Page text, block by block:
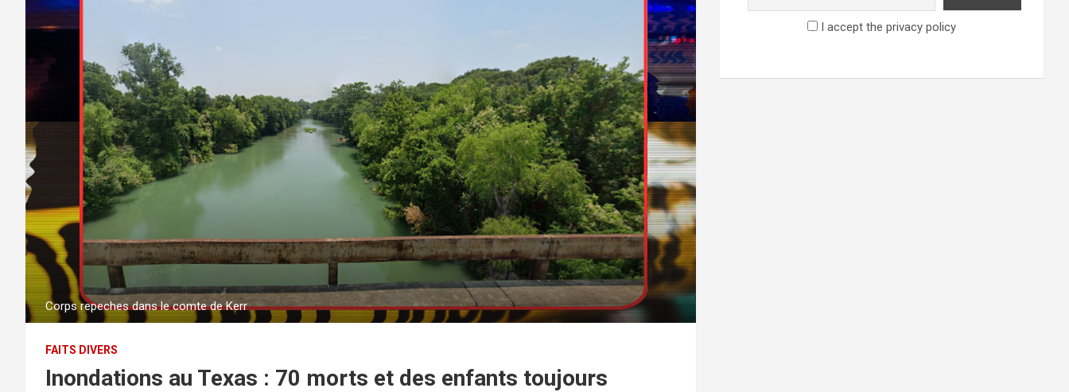
Corps repeches dans le comte de Kerr
FAITS DIVERS
Inondations au Texas : 70 morts et des enfants toujours
I accept the privacy policy